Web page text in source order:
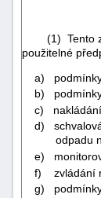
(1) Tento
použitelné
a) podmínky
b) podmínky
c) nakládání
d)
odpadu
e)
f) zvládání
g) podmínky